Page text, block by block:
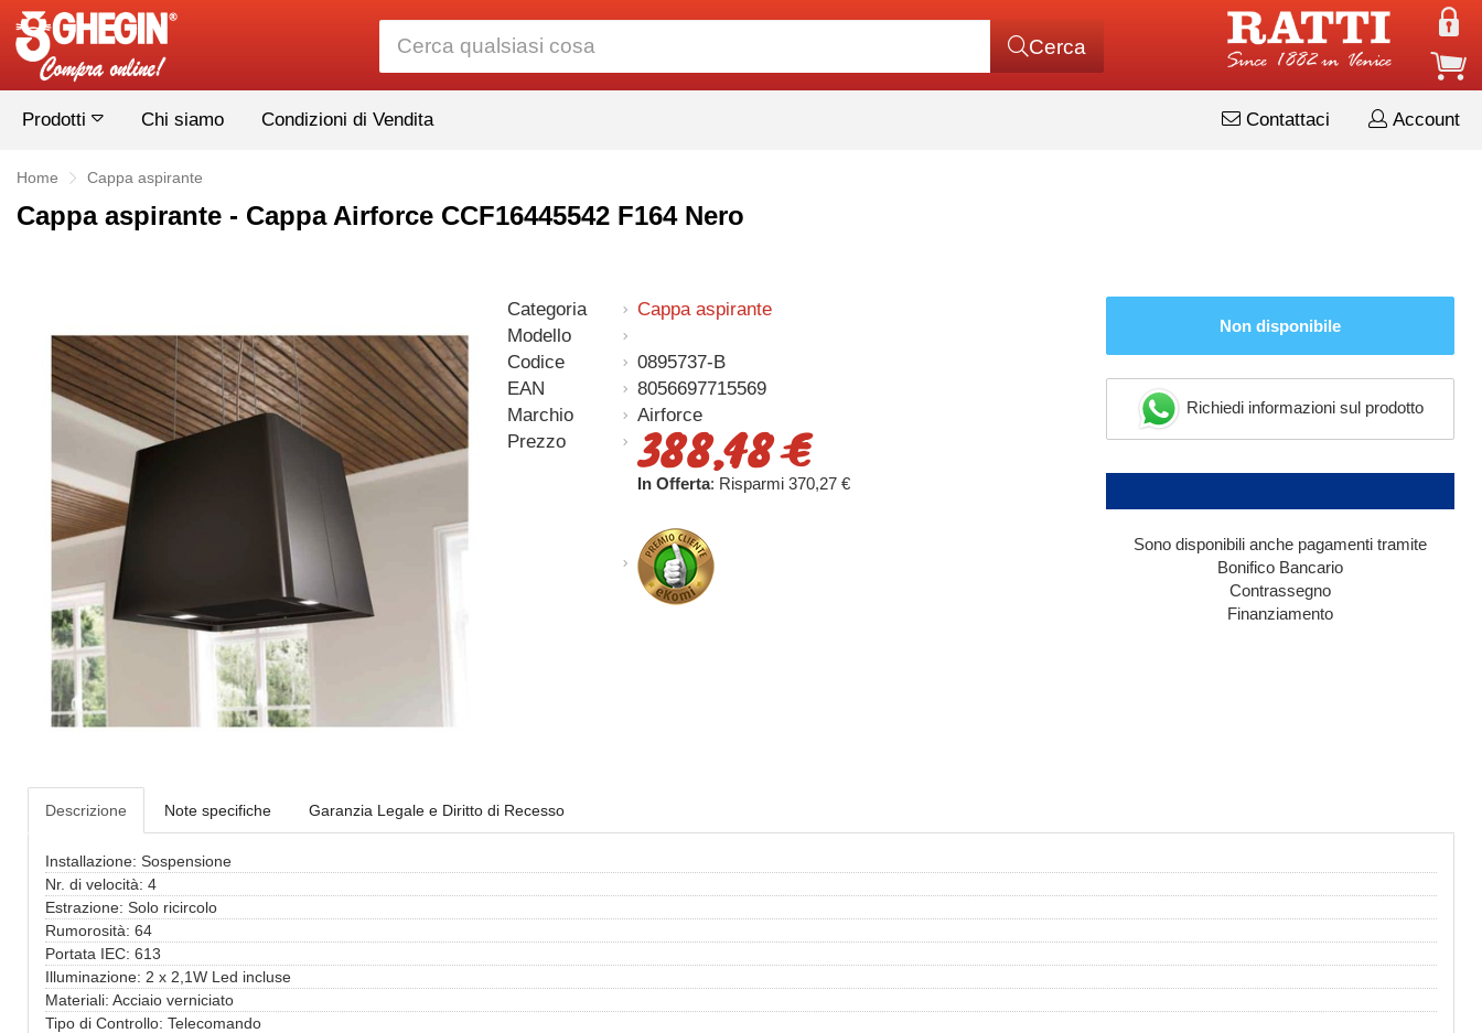
Cerca
Prodotti Chi siamo Condizioni di Vendita Account
Contattaci
Home Cappa aspirante
Cappa aspirante - Cappa Airforce CCF16445542 F164 Nero
Categoria
Cappa aspirante
Modello
Codice
0895737-B
EAN
8056697715569
Marchio
Airforce
Prezzo
388,48 €
In Offerta: Risparmi 370,27 €
Non disponibile
Richiedi informazioni sul prodotto
Sono disponibili anche pagamenti tramite
Bonifico Bancario
Contrassegno
Finanziamento
Descrizione Note specifiche Garanzia Legale e Diritto di Recesso
Installazione: Sospensione
Nr. di velocità: 4
Estrazione: Solo ricircolo
Rumorosità: 64
Portata IEC: 613
Illuminazione: 2 x 2,1W Led incluse
Materiali: Acciaio verniciato
Tipo di Controllo: Telecomando